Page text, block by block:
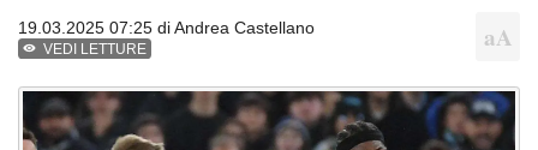
19.03.2025 07:25 diAndrea Castellano
VEDI LETTURE